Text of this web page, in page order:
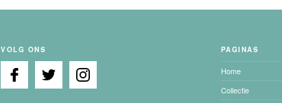
VOLG ONS PAGINAS
Home
Collectie